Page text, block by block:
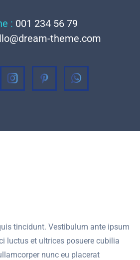
: 001 234 56 79
theme.com
InstagramPinterestWhatsapp
tincidunt. Vestibulum ante ipsum
luctus et ultrices posuere cubilia
nunc eu placerat